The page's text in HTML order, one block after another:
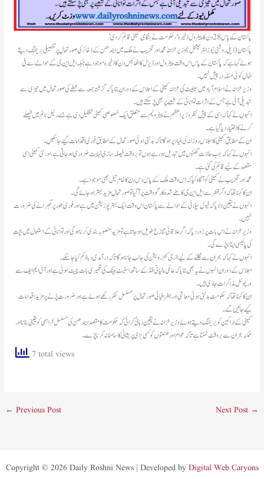
’پاکستان کے پاس 28 دن کا پیٹرول ذخیرہ‘، حکومت نے ہنگامی کمیٹی قائم کر دی
پاکستان(ڈیلی روشنی نیوز انٹرنیشنل )وزیر خزانہ محمد اورنگزیب نے ملک میں ایندھن کے ذخائر کی صورتحال پر تفصیلی بریفنگ دیتے
ہوئے کہا ہے کہ پاکستان کے پاس اس وقت پیٹرول اور ڈیزل کا اٹھائیس دن کا ذخیرہ موجود ہے جبکہ ایل این جی کے حوالے سے فی
الحال کوئی مسئلہ درپیش نہیں۔
وزیر خزانہ نے اسلام آباد میں سینیٹ کی خزانہ کمیٹی کے اجلاس کے دوران بتایا کہ گزشتہ جمعہ سے خطے کی صورتحال میں تیزی سے
تبدیلی آئی ہے جس کے اثرات توانائی کے شعبے پر بھی پڑ سکتے ہیں۔
انہوں نے کہا کہ اسی کے پیش نظر وزیراعظم نے پیٹرولیم سے متعلق ایک خصوصی کمیٹی تشکیل دی ہے جسے رئیل ٹائم میں فیصلے
کرنے کا اختیار دیا گیا ہے۔
ان کے مطابق کمیٹی کا اجلاس روزانہ کی بنیاد پر ہوگا تاکہ بدلتی ہوئی صورتحال کے مطابق فوری اقدامات کیے جا سکیں۔
انہوں نے کہا کہ جب حالات گھنٹوں میں تبدیل ہو رہے ہوں تو بروقت فیصلہ سازی نہایت ضروری ہو جاتی ہے، اور نئی کمیٹی اسی
مقصد کے لیے قائم کی گئی ہے۔
محمد اورنگزیب نے کمیٹی کو آگاہ کیا کہ اس وقت ملک کے پاس دس دن کا خام تیل بھی موجود ہے۔
ان کا کہنا تھا کہ اگر قطر سے ایل این جی کا طے شدہ کارگو وقت پر آ گیا تو صورتحال مزید بہتر ہو جائے گی۔
انہوں نے یقین دلایا کہ فیول سپلائی کے حوالے سے پاکستان اس وقت ایک بہتر پوزیشن میں ہے اور فوری طور پر گھبرانے کی ضرورت
نہیں۔
وزیر خزانہ نے اس بات پر زور دیا کہ اگر علاقائی تنازع طویل ہو جاتا ہے تو مزید منصوبہ بندی کرنا ہوگی اور توانائی کے استعمال میں بچت
کی پالیسی اپنانا پڑے گی۔
انہوں نے کہا کہ بحران سے نکلنے کے لیے انرجی کنزرویشن کی جانب جانا ہوگا تاکہ درآمدی دباؤ کم کیا جا سکے۔
اجلاس کے دوران انہوں نے یہ بھی بتایا کہ عالمی مالیاتی فنڈ کے ساتھ اسٹیٹ بینک کی تعمیری بات چیت ہوئی ہے اور آئی ایم ایف سے
ورچوئل مذاکرات جاری ہیں۔
ان کا کہنا تھا کہ حکومت بدلتی ہوئی معاشی اور جغرافیائی صورتحال پر مسلسل نظر رکھے ہوئے ہے اور ضرورت پڑنے پر مزید اقدامات
کیے جائیں گے۔
کمیٹی کے اراکین کو بریفنگ دیتے ہوئے وزیر خزانہ نے یقین دہانی کرائی کہ حکومت کا مقصد ایندھن کی مسلسل فراہمی کو یقینی بنانا اور
ممکنہ بحران سے بروقت نمٹنا ہے تاکہ عوام اور صنعتوں کو کسی بڑی پریشانی کا سامنا نہ کرنا پڑے۔
7 total views
← Previous Post Next Post →
Copyright © 2026 Daily Roshni News | Developed by Digital Web Caryons